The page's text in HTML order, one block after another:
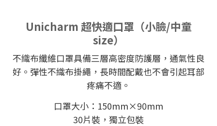
Unicharm 超快適口罩 （小臉/中童
size）
不織布纖維口罩具備三層高密度防護層，通氣性良
好。彈性不織布掛繩，長時間配戴也不會引起耳部
疼痛不適。
口罩大小：150mm×90mm
30片裝，獨立包裝